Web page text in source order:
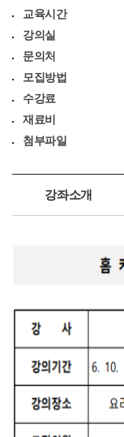
교육시간
강의실
문의처
모집방법
수강료
재료비
첨부파일
강좌소개